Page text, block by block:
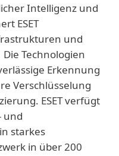
Intelligenz und
ESET
und
Technologien
Erkennung
Verschlüsselung
ESET verfügt
und
starkes
in über 200